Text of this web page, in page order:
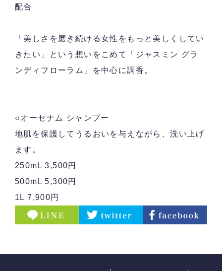
配合
「美しさを磨き続ける女性をもっと美しくしてい
きたい」という想いをこめて「ジャスミン グラ
ンディフローラム」を中心に調香。
○オーセナム シャンプー
地肌を保護してうるおいを与えながら、洗い上げ
ます。
250mL 3,500円
500mL 5,300円
1L 7,900円